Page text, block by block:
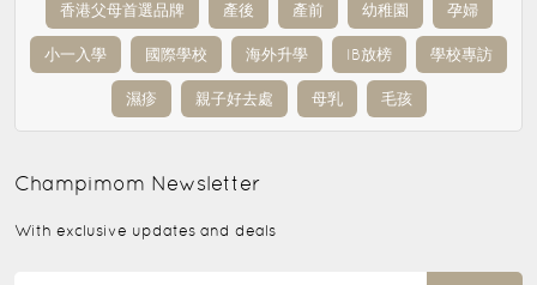
香港父母首選品牌 產後 產前 幼稚園 孕婦
小一入學 國際學校 海外升學 IB放榜 學校專訪
濕疹 親子好去處 母乳 毛孩
Champimom Newsletter
With exclusive updates and deals